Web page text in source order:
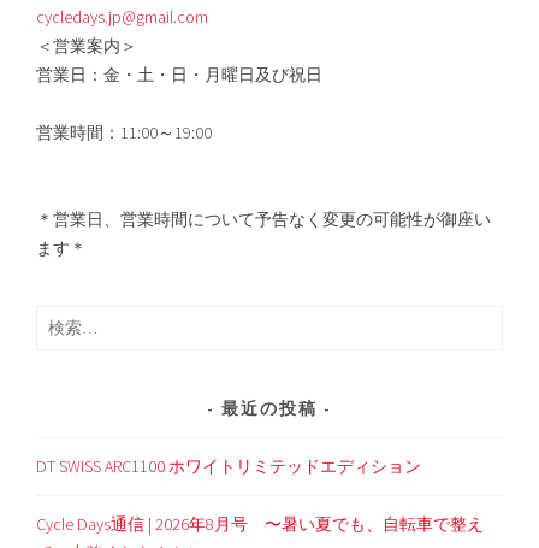
cycledays.jp@gmail.com
＜営業案内＞
営業日：金・土・日・月曜日及び祝日
営業時間：11:00～19:00
＊営業日、営業時間について予告なく変更の可能性が御座い
ます＊
検
最近の投稿
DT SWISS ARC1100 ホワイトリミテッドエディション
Cycle Days通信 | 2026年8月号 〜暑い夏でも、自転車で整え